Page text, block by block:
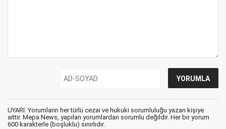
UYARI: Yorumların her türlü cezai ve hukuki sorumluluğu yazan kişiye
aittir. Mepa News, yapılan yorumlardan sorumlu değildir. Her bir yorum
600 karakterle (boşluklu) sınırlıdır.